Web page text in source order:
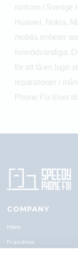
runt om i Sverige
Huawei, Nokia,
mobila enheter
livsnödvändiga.
för att få en lugn
reparationer i
Phone Fix löser
COMPANY
Hem
Franchise